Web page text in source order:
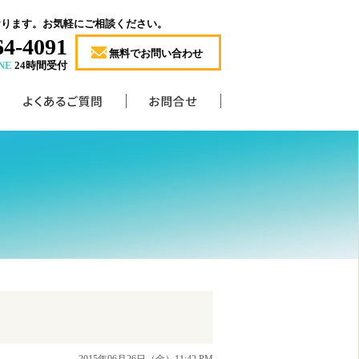
ます。お気軽にご相談ください。
4091
24時間受付
無料でお問い合わせ